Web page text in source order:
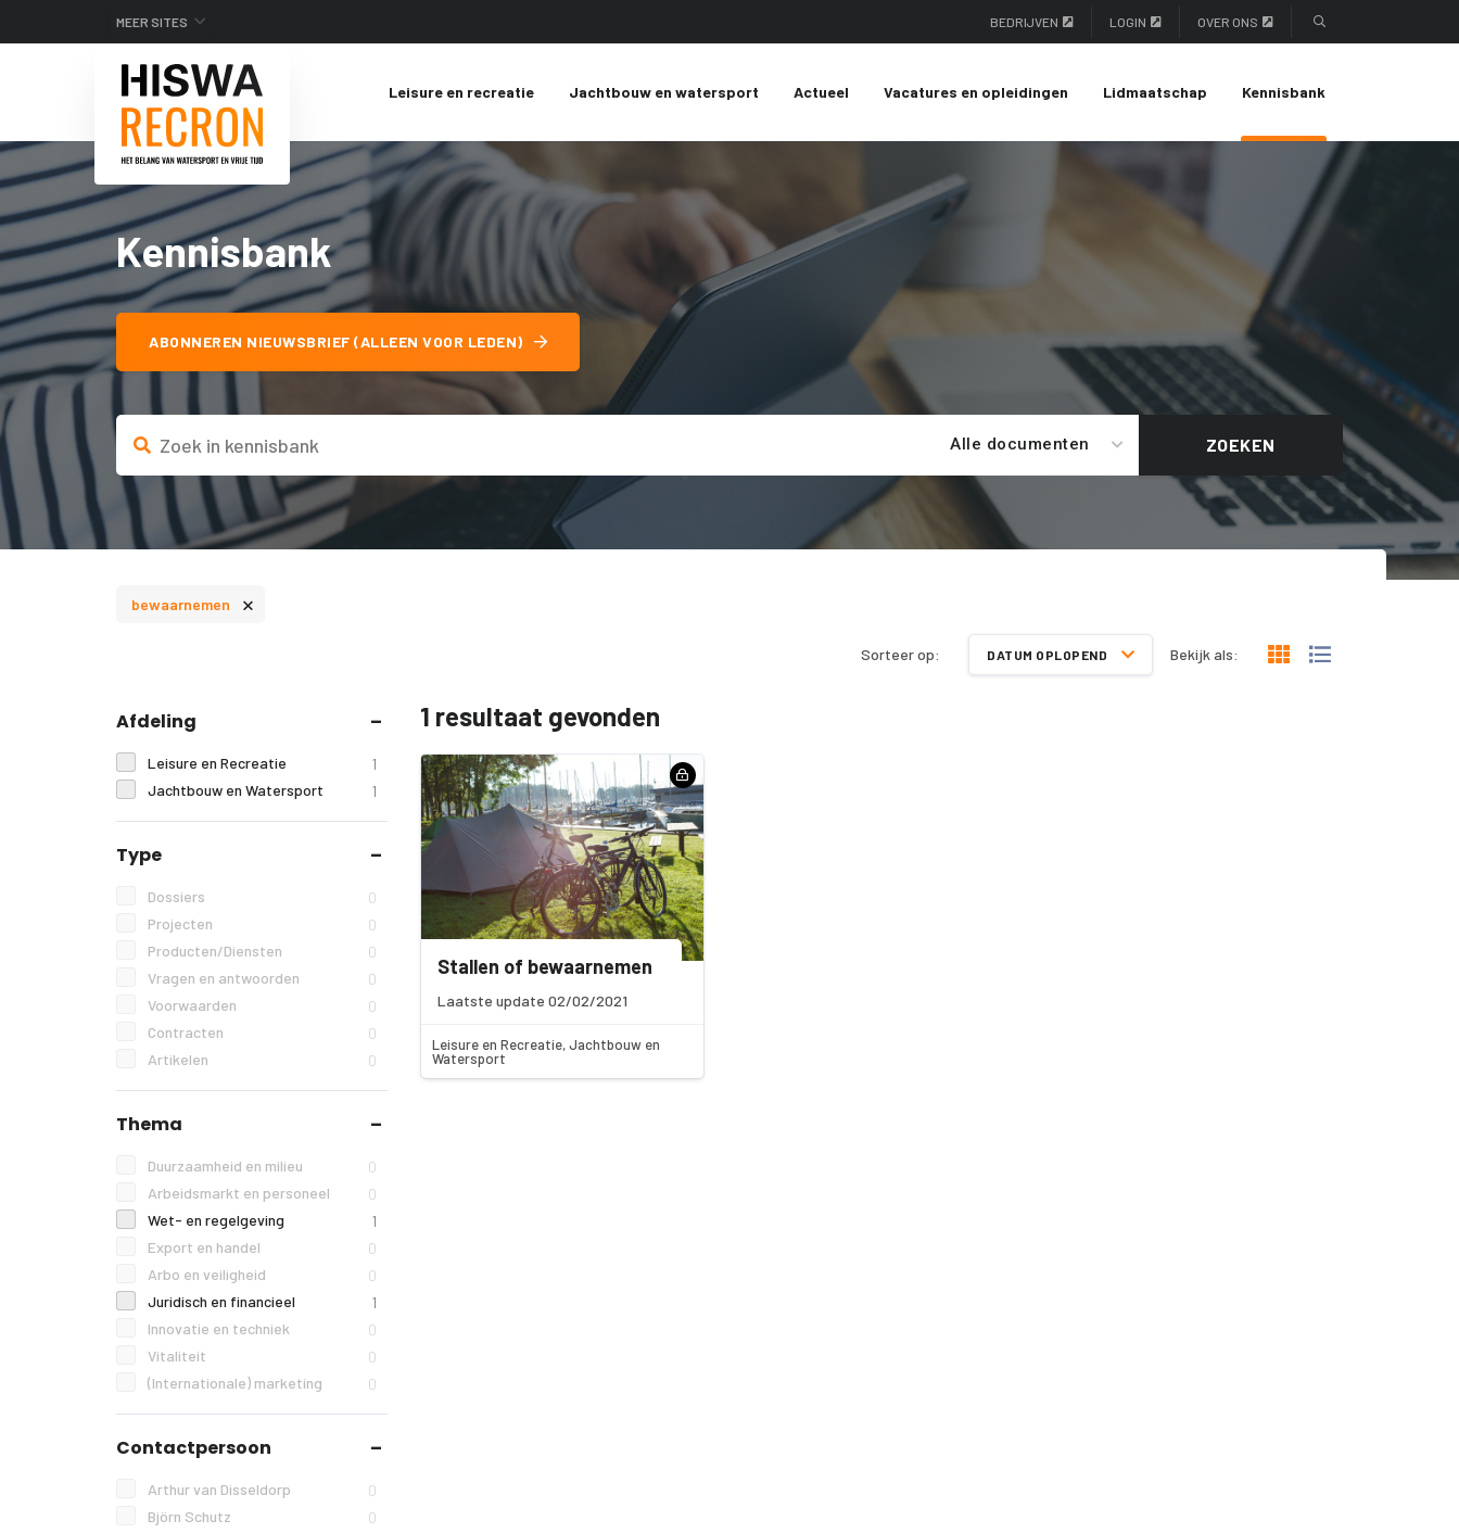
MEER SITES BEDRIJVEN LOGIN OVER ONS
Leisure en recreatie Jachtbouw en watersport Actueel Vacatures en opleidingen Lidmaatschap Kennisbank
Kennisbank
ABONNEREN NIEUWSBRIEF (ALLEEN VOOR LEDEN)
Alle documenten ZOEKEN
bewaarnemen ×
Sorteer op: DATUM OPLOPEND Bekijk als:
Afdeling
Leisure en Recreatie 1
Jachtbouw en Watersport 1
Type
Dossiers 0
Projecten 0
Producten/Diensten 0
Vragen en antwoorden 0
Voorwaarden 0
Contracten 0
Artikelen 0
Thema
Duurzaamheid en milieu 0
Arbeidsmarkt en personeel 0
Wet- en regelgeving 1
Export en handel 0
Arbo en veiligheid 0
Juridisch en financieel 1
Innovatie en techniek 0
Vitaliteit 0
(Internationale) marketing 0
Contactpersoon
Arthur van Disseldorp 0
Björn Schutz 0
1 resultaat gevonden
Stallen of bewaarnemen
Laatste update 02/02/2021
Leisure en Recreatie, Jachtbouw en
Watersport